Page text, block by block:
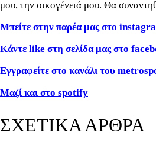
μου, την οικογένειά μου. Θα
Μπείτε στην παρέα μας στο
Κάντε like στη σελίδα μας στο
Εγγραφείτε στο κανάλι του
Μαζί και στο spotify
ΣΧΕΤΙΚΑ ΑΡΘΡΑ